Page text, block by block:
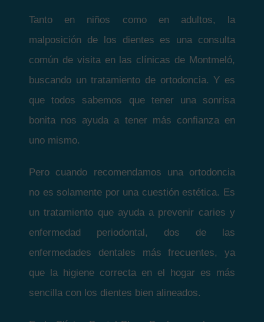
Tanto en niños como en adultos, la
malposición de los dientes es una consulta
común de visita en las clínicas de Montmeló,
buscando un tratamiento de ortodoncia. Y es
que todos sabemos que tener una sonrisa
bonita nos ayuda a tener más confianza en
uno mismo.
Pero cuando recomendamos una ortodoncia
no es solamente por una cuestión estética. Es
un tratamiento que ayuda a prevenir caries y
enfermedad periodontal, dos de las
enfermedades dentales más frecuentes, ya
que la higiene correcta en el hogar es más
sencilla con los dientes bien alineados.